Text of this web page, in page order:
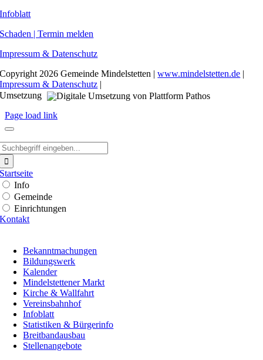
Infoblatt
Schaden | Termin melden
Impressum & Datenschutz
Copyright 2026 Gemeinde Mindelstetten |www.mindelstetten.de |
Impressum & Datenschutz |
Umsetzung
Page load link
Startseite
Info
Gemeinde
Einrichtungen
Kontakt
Bekanntmachungen
Bildungswerk
Kalender
Mindelstettener Markt
Kirche & Wallfahrt
Vereinsbahnhof
Infoblatt
Statistiken & Bürgerinfo
Breitbandausbau
Stellenangebote